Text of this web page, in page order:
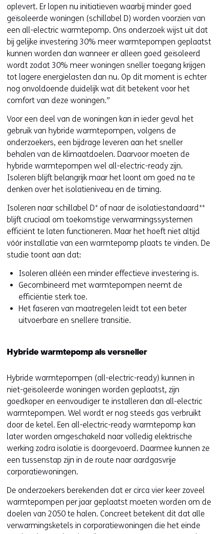
oplevert. Er lopen nu initiatieven waarbij minder goed
geïsoleerde woningen (schillabel D) worden voorzien van
een all-electric warmtepomp. Ons onderzoek wijst uit dat
bij gelijke investering 30% meer warmtepompen geplaatst
kunnen worden dan wanneer er alleen goed geïsoleerd
wordt zodat 30% meer woningen sneller toegang krijgen
tot lagere energielasten dan nu. Op dit moment is echter
nog onvoldoende duidelijk wat dit betekent voor het
comfort van deze woningen.”
Voor een deel van de woningen kan in ieder geval het
gebruik van hybride warmtepompen, volgens de
onderzoekers, een bijdrage leveren aan het sneller
behalen van de klimaatdoelen. Daarvoor moeten de
hybride warmtepompen wel all-electric-ready zijn.
Isoleren blijft belangrijk maar het loont om goed na te
denken over het isolatieniveau en de timing.
Isoleren naar schillabel D* of naar de isolatiestandaard**
blijft cruciaal om toekomstige verwarmingssystemen
efficiënt te laten functioneren. Maar het hoeft niet altijd
vóór installatie van een warmtepomp plaats te vinden. De
studie toont aan dat:
Isoleren alléén een minder effectieve investering is.
Gecombineerd met warmtepompen neemt de
efficiëntie sterk toe.
Het faseren van maatregelen leidt tot een beter
uitvoerbare en snellere transitie.
Hybride warmtepomp als versneller
Hybride warmtepompen (all-electric-ready) kunnen in
niet-geïsoleerde woningen worden geplaatst, zijn
goedkoper en eenvoudiger te installeren dan all-electric
warmtepompen. Wel wordt er nog steeds gas verbruikt
door de ketel. Een all-electric-ready warmtepomp kan
later worden omgeschakeld naar volledig elektrische
werking zodra isolatie is doorgevoerd. Daarmee kunnen ze
een tussenstap zijn in de route naar aardgasvrije
corporatiewoningen.
De onderzoekers berekenden dat er circa vier keer zoveel
warmtepompen per jaar geplaatst moeten worden om de
doelen van 2050 te halen. Concreet betekent dit dat alle
verwarmingsketels in corporatiewoningen die het einde